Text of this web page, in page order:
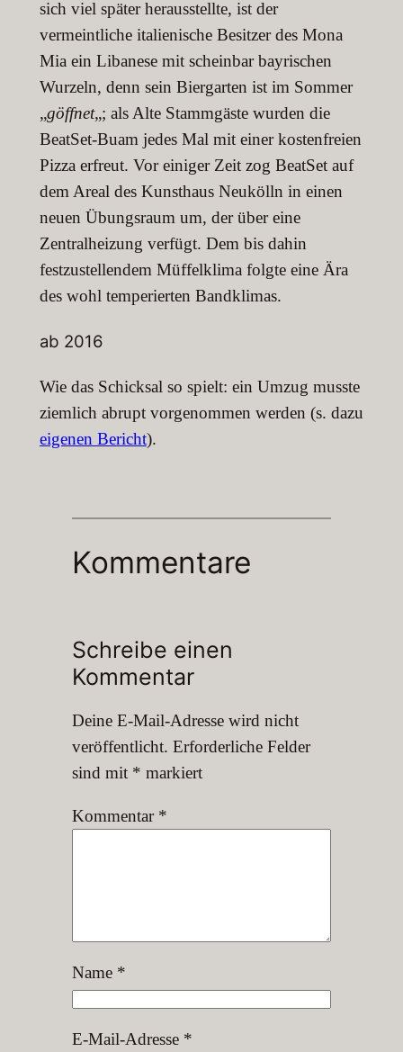
sich viel später herausstellte, ist der
vermeintliche italienische Besitzer des Mona
Mia ein Libanese mit scheinbar bayrischen
Wurzeln, denn sein Biergarten ist im Sommer
„göffnet„; als Alte Stammgäste wurden die
BeatSet-Buam jedes Mal mit einer kostenfreien
Pizza erfreut. Vor einiger Zeit zog BeatSet auf
dem Areal des Kunsthaus Neukölln in einen
neuen Übungsraum um, der über eine
Zentralheizung verfügt. Dem bis dahin
festzustellendem Müffelklima folgte eine Ära
des wohl temperierten Bandklimas.
ab 2016
Wie das Schicksal so spielt: ein Umzug musste
ziemlich abrupt vorgenommen werden (s. dazu
eigenen Bericht).
Kommentare
Schreibe einen
Kommentar
Deine E-Mail-Adresse wird nicht
veröffentlicht. Erforderliche Felder
sind mit * markiert
Kommentar *
Name *
E-Mail-Adresse *